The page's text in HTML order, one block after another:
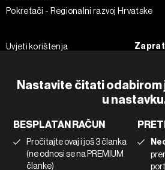
Nastavite čitati
u
BESPLATAN RAČUN
Pročitajte ovaj i još 3 članka
(ne odnosi se na PREMIUM
članke)
Pokretači - Regionalni razvoj Hrvatske
Uvjeti korištenja
Politika kolačića
Korištenje umjetne inteligencije
Twitter
Tiktok